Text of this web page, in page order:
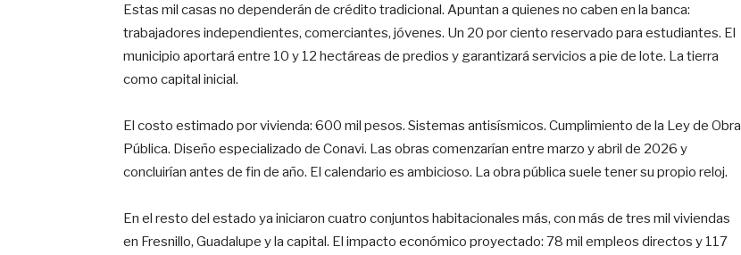
Estas mil casas no dependerán de crédito tradicional. Apuntan a quienes no caben en la banca:
trabajadores independientes, comerciantes, jóvenes. Un 20 por ciento reservado para estudiantes. El
municipio aportará entre 10 y 12 hectáreas de predios y garantizará servicios a pie de lote. La tierra
como capital inicial.
El costo estimado por vivienda: 600 mil pesos. Sistemas antisísmicos. Cumplimiento de la Ley de Obra
Pública. Diseño especializado de Conavi. Las obras comenzarían entre marzo y abril de 2026 y
concluirían antes de fin de año. El calendario es ambicioso. La obra pública suele tener su propio reloj.
En el resto del estado ya iniciaron cuatro conjuntos habitacionales más, con más de tres mil viviendas
en Fresnillo, Guadalupe y la capital. El impacto económico proyectado: 78 mil empleos directos y 117